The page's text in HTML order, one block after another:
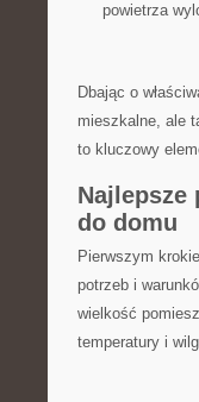
powietrza
Dbając o
mieszkalne, ale
to kluczowy
Najlepsze
do domu
Pierwszym⁢
potrzeb i
wielkość⁢
temperatury​ i